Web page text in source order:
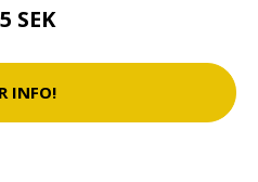
SEK
INFO!